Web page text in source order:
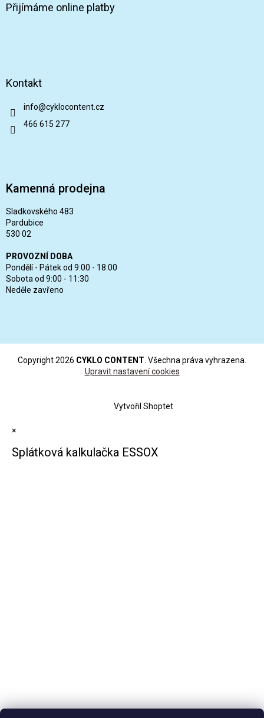
Přijímáme online platby
Kontakt
info@cyklocontent.cz
466 615 277
Kamenná prodejna
Sladkovského 483
Pardubice
530 02
PROVOZNÍ DOBA
Pondělí - Pátek od 9:00 - 18:00
Sobota od 9:00 - 11:30
Neděle zavřeno
Vytvořil Shoptet
Copyright 2026 CYKLO CONTENT . Všechna práva vyhrazena.
Upravit nastavení cookies
×
Splátková kalkulačka ESSOX